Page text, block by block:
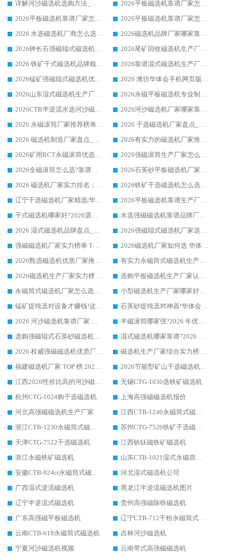
详解河沙磁选机选购方法_除铁器品牌及华体会手机网页版-华体会(中国) 企业解析
2026平板磁选机靠谱厂家怎么选？华体会手机网页版-华体会(中国) 凭硬实力甄选合作品牌
2026平板磁选机靠谱厂家怎么选？华体会手机网页版-华体会(中国) 凭硬实力甄选合作品牌
2026平板磁选机靠谱厂家怎么选？华体会手机网页版-华体会(中国) 凭硬实力甄选合作品牌
2026 水选磁选机厂商怎么选 潍坊华体会手机网页版-华体会(中国) 技术实力强
2026磁选机品牌厂家哪家靠谱?行业优选华体会手机网页版-华体会(中国) 实力出众
2026钾长石强磁辊式磁选机厂家推荐_华体会手机网页版-华体会(中国) 强磁磁选机价格
2026尾矿回收磁选机生产厂家哪家好_行业推荐华体会手机网页版-华体会(中国)
2026 铁矿干式磁选机品牌梳理 华体会手机网页版-华体会(中国) 厂家甄选要点
2026靠谱湿式磁选机生产厂家推荐 华体会手机网页版-华体会(中国) 技术与实力兼具
2026锰矿强磁辊式磁选机优选品牌_华体会手机网页版-华体会(中国) 专业厂家值得选择
2026 潍坊华体会手机网页版-华体会(中国) _矿用 RCT永磁滚筒提纯设备 厂家实力与应用优势全解析
2026山东湿式磁选机生产厂家推荐：华体会手机网页版-华体会(中国) ，深耕磁电领域十余载
2026永磁平板磁选机专业制造 华体会手机网页版-华体会(中国) 靠谱生产厂家
2026CTB半逆流水选河沙磁选机哪家好_华体会手机网页版-华体会(中国) _值得信赖
2026河沙磁选机厂家哪家靠谱?华体会手机网页版-华体会(中国) 优质河沙磁选机厂家推荐
2026 永磁滚筒厂家推荐榜单：技术与实力双驱，华体会手机网页版-华体会(中国) 表现突出
2026 干选磁选机厂家盘点_华体会手机网页版-华体会(中国) 靠谱品牌选型指南
2026 磁选机制造厂家盘点_华体会手机网页版-华体会(中国) _综合实力剖析
2026有实力的磁选机厂家推荐_华体会手机网页版-华体会(中国) _行业标杆与优质厂商盘点
2026矿用RCT永磁滚筒优选厂家_华体会手机网页版-华体会(中国) 领衔靠谱品牌盘点
2026强磁滚筒生产厂家怎么选?行业口碑推荐华体会手机网页版-华体会(中国)
2026全磁滚筒怎么选?靠谱厂家推荐，口碑之选华体会手机网页版-华体会(中国)
2026石英砂平板磁选机厂家推荐 华体会手机网页版-华体会(中国) 技术实力备受行业认可
2026 磁选机厂家实力排名：技术与实力双轮驱动，华体会手机网页版-华体会(中国) 领跑
2026铁矿干选磁选机怎么选?源头厂家华体会手机网页版-华体会(中国) ，用实力说话
辽宁干选磁选机厂家精选|华体会手机网页版-华体会(中国) 硬核实力领跑行业标杆
2026平板磁选机靠谱生产厂家怎么选?行业标杆华体会手机网页版-华体会(中国) ，凭硬实力脱颖而出
干式磁选机哪家好?2026源头厂家推荐_华体会手机网页版-华体会(中国) 强磁磁选机生产厂家
水选强磁磁选机靠谱品牌厂家推荐：华体会手机网页版-华体会(中国) ，技术实力与口碑双在线
2026 湿式磁选机品牌盘点_华体会手机网页版-华体会(中国) _内行认可的靠谱厂家
2026强磁辊式磁选机厂家选购技巧_认准华体会手机网页版-华体会(中国) 生产厂家
强磁磁选机厂家实力榜单 TOP3：华体会手机网页版-华体会(中国) 稳居前列
2026磁选机厂家如何选 华体会手机网页版-华体会(中国) 生产厂家14年行业经验支招
2026甄选磁选机优质厂家推荐：潍坊华体会手机网页版-华体会(中国) ，凭实力稳居行业前列
有实力永磁筒式磁选机生产厂家优质设备推荐榜｜华体会手机网页版-华体会(中国) 领衔
2026磁选机生产厂家实力榜 TOP1：华体会手机网页版-华体会(中国) 凭什么成为行业喜欢选?
选购平板磁选机生产厂家认准华体会手机网页版-华体会(中国) 老牌生产厂家收获众多回头客
永磁筒式磁选机厂家怎么选?14 年老厂华体会手机网页版-华体会(中国) 凭实力出圈，这 5 大优势太圈粉
小型磁选机生产厂家哪家好?2026 年实测推荐，华体会手机网页版-华体会(中国) 十年口碑厂值得闭眼入
锰矿提纯选对设备才赚钱!这家临朐厂家的强磁辊磁选机凭啥成行业标杆?
石英砂提纯选对神器!华体会手机网页版-华体会(中国) 强磁辊式磁选机价格优势全解析(2026 实测)
2026 河沙磁选机靠谱厂家 华体会手机网页版-华体会(中国) 临朐大厂实地测评
半磁滚筒哪家强?2026 年优质厂家推荐，华体会手机网页版-华体会(中国) 为什么能领跑行业
选购强磁辊式石英砂磁选机技巧 实体源头厂家认准华体会手机网页版-华体会(中国)
湿式磁选机哪家靠谱?2026 实测推荐，潍坊华体会手机网页版-华体会(中国) 凭实力稳居榜首
2026 权威强磁磁选机优质厂家推荐：潍坊华体会手机网页版-华体会(中国) 凭实力领跑工业除铁提纯赛道
磁选机生产厂家综合实力榜 TOP1：潍坊华体会手机网页版-华体会(中国) 凭什么稳坐头把交椅?
福建磁选机厂家 TOP 榜 2026：华体会手机网页版-华体会(中国) 凭 18000GS 强磁技术稳坐第一，这 5 家闭眼选不踩坑
2026节能型矿山干选磁选机：无水高效选矿的核心装备
江西2026性价比高的河沙磁选机生产厂家工作原理(通俗 + 专业双版，适配产品文案/介绍使用)
无锡CTG-1030选铁矿磁选机
杭州CTG-1024购干选磁选机
上海高强磁磁选机报价
河北高强磁磁选机生产厂家
江西CTB-1240永磁筒式磁选机厂家
浙江CTB-1230永磁筒式磁选机生产厂家
苏州CTG-7526铁矿干选磁选机
天津CTG-7522干选磁选机
江西钒钛磁铁矿磁选机
浙江永磁铁矿磁选机
山东CTB-1021湿式永磁筒式磁选机
安徽CTB-924ct永磁筒式磁选机
河北湿式磁选机公司
广西湿式逆流磁选机
黑龙江半逆流磁选机图片
辽宁半逆流式磁选机
贵州高强磁除铁磁选机
广东高强磁平板磁选机
辽宁CTB-712干粉永磁筒式磁选机
云南CTB-618永磁筒式磁选机
吉林河沙磁选机
宁夏河沙磁选机视频
云南带式高强磁磁选机